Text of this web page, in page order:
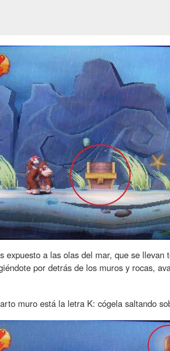
expuesto a las olas del mar, que se llevan
por detrás de los muros y rocas,
muro está la letra K: cógela saltando